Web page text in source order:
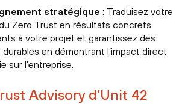
stratégique : Traduisez votre
Zero Trust en résultats concrets.
à votre projet et garantissez des
en démontrant l’impact direct
sur l’entreprise.
Advisory d’Unit 42